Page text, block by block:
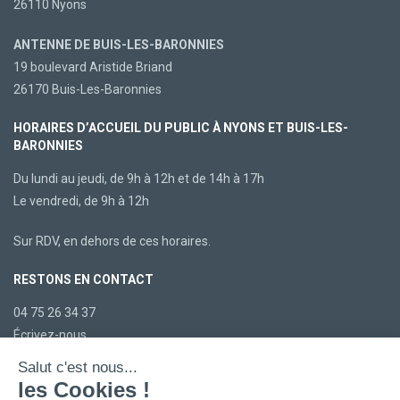
26110 Nyons
ANTENNE DE BUIS-LES-BARONNIES
19 boulevard Aristide Briand
26170 Buis-Les-Baronnies
HORAIRES D’ACCUEIL DU PUBLIC À NYONS ET BUIS-LES-
BARONNIES
Du lundi au jeudi, de 9h à 12h et de 14h à 17h
Le vendredi, de 9h à 12h
Sur RDV, en dehors de ces horaires.
RESTONS EN CONTACT
04 75 26 34 37
Écrivez-nous